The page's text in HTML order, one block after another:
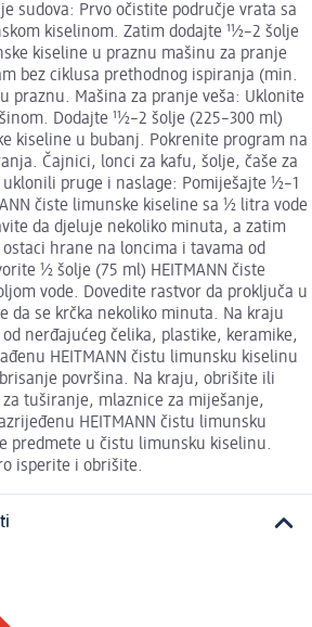
sudova: Prvo očistite područje vrata sa
kiselinom. Zatim dodajte 11⁄2–2 šolje
kiseline u praznu mašinu za pranje
bez ciklusa prethodnog ispiranja (min.
praznu. Mašina za pranje veša: Uklonite
Dodajte 11⁄2–2 šolje (225–300 ml)
kiseline u bubanj. Pokrenite program na
Čajnici, lonci za kafu, šolje, čaše za
pruge i naslage: Pomiješajte 1⁄2–1
čiste limunske kiseline sa 1⁄2 litra vode
da djeluje nekoliko minuta, a zatim
hrane na loncima i tavama od
1⁄2 šolje (75 ml) HEITMANN čiste
vode. Dovedite rastvor da proključa u
da se krčka nekoliko minuta. Na kraju
nerđajućeg čelika, plastike, keramike,
HEITMANN čistu limunsku kiselinu
površina. Na kraju, obrišite ili
tuširanje, mlaznice za miješanje,
HEITMANN čistu limunsku
predmete u čistu limunsku kiselinu.
isperite i obrišite.